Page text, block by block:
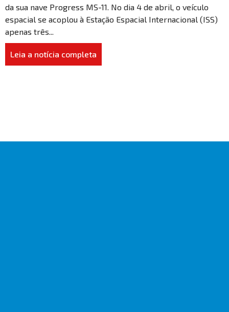
da sua nave Progress MS-11. No dia 4 de abril, o veículo
espacial se acoplou à Estação Espacial Internacional (ISS)
apenas três...
Leia a notícia completa